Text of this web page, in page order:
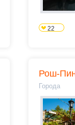
22
Рош-
Города